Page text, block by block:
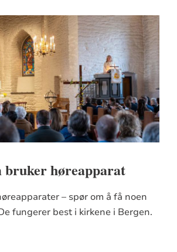
bruker høreapparat
– spør om å få noen
fungerer best i kirkene i Bergen.